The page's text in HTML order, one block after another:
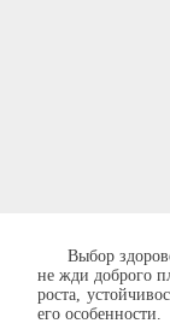
Выбор
не жди доброго
роста,
его особенности.